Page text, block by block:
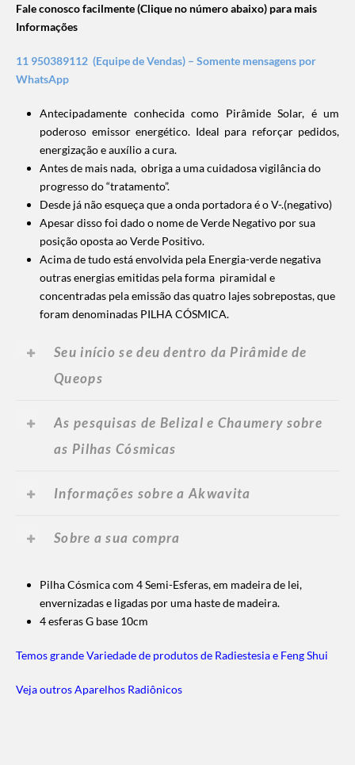
Fale conosco facilmente (Clique no número abaixo) para mais
Informações
11 950389112 (Equipe de Vendas) – Somente mensagens por
WhatsApp
Antecipadamente conhecida como Pirâmide Solar, é um
poderoso emissor energético. Ideal para reforçar pedidos,
energização e auxílio a cura.
Antes de mais nada, obriga a uma cuidadosavigilância do
progresso do “tratamento”.
Desde já não esqueça que a onda portadora é o V-.(negativo)
Apesar disso foi dado o nome de Verde Negativo por sua
posição oposta ao Verde Positivo.
Acima de tudo está envolvida pela Energia-verde negativa
outras energias emitidas pela forma piramidal e
concentradas pela emissão das quatro lajes sobrepostas, que
foram denominadas PILHA CÓSMICA.
Seu início se deu dentro da Pirâmide de
Queops
As pesquisas de Belizal e Chaumery sobre
as Pilhas Cósmicas
Informações sobre a Akwavita
Sobre a sua compra
Pilha Cósmica com 4 Semi-Esferas, em madeira de lei,
envernizadas e ligadas por uma haste de madeira.
4 esferas G base 10cm
Temos grande Variedade de produtos de Radiestesia e Feng Shui
Veja outros Aparelhos Radiônicos